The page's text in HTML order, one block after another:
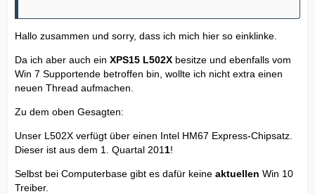
Hallo zusammen und sorry, dass ich mich hier so einklinke.
Da ich aber auch ein XPS15 L502X besitze und ebenfalls vom
Win 7 Supportende betroffen bin, wollte ich nicht extra einen
neuen Thread aufmachen.
Zu dem oben Gesagten:
Unser L502X verfügt über einen Intel HM67 Express-Chipsatz.
Dieser ist aus dem 1. Quartal 201 1!
Selbst bei Computerbase gibt es dafür keine aktuellen Win 10
Treiber.